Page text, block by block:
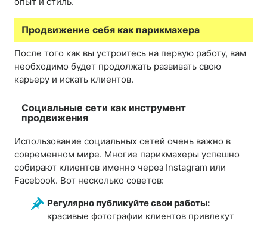
Продвижение себя как парикмахера
После того как вы устроитесь на первую работу, вам
необходимо будет продолжать развивать свою
карьеру и искать клиентов.
Социальные сети как инструмент
продвижения
Использование социальных сетей очень важно в
современном мире. Многие парикмахеры успешно
собирают клиентов именно через Instagram или
Facebook. Вот несколько советов:
Регулярно публикуйте свои работы:
красивые фотографии клиентов привлекут